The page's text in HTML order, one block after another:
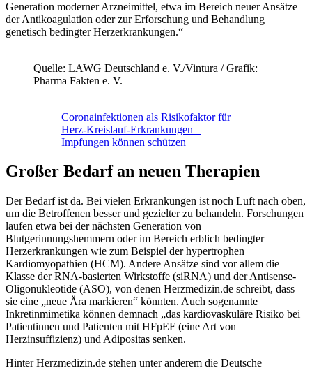
Generation moderner Arzneimittel, etwa im Bereich neuer Ansätze
der Antikoagulation oder zur Erforschung und Behandlung
genetisch bedingter Herzerkrankungen.“
Quelle: LAWG Deutschland e. V./Vintura / Grafik:
Pharma Fakten e. V.
Coronainfektionen als Risikofaktor für
Herz-Kreislauf-Erkrankungen –
Impfungen können schützen
Großer Bedarf an neuen Therapien
Der Bedarf ist da. Bei vielen Erkrankungen ist noch Luft nach oben,
um die Betroffenen besser und gezielter zu behandeln. Forschungen
laufen etwa bei der nächsten Generation von
Blutgerinnungshemmern oder im Bereich erblich bedingter
Herzerkrankungen wie zum Beispiel der hypertrophen
Kardiomyopathien (HCM). Andere Ansätze sind vor allem die
Klasse der RNA-basierten Wirkstoffe (siRNA) und der Antisense-
Oligonukleotide (ASO), von denen Herzmedizin.de schreibt, dass
sie eine „neue Ära markieren“ könnten. Auch sogenannte
Inkretinmimetika können demnach „das kardiovaskuläre Risiko bei
Patientinnen und Patienten mit HFpEF (eine Art von
Herzinsuffizienz) und Adipositas senken.
Hinter Herzmedizin.de stehen unter anderem die Deutsche